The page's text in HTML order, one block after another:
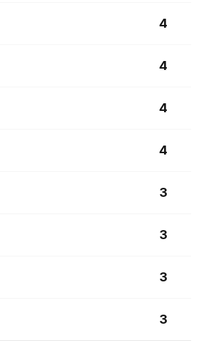
4
4
4
4
3
3
3
3